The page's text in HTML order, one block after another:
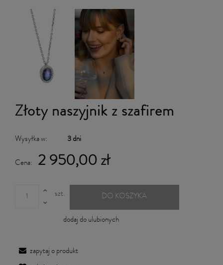
Złoty naszyjnik z szafirem
Wysyłka w: 3 dni
Cena: 2 950,00 zł
szt. DO KOSZYKA
dodaj do ulubionych
zapytaj o produkt